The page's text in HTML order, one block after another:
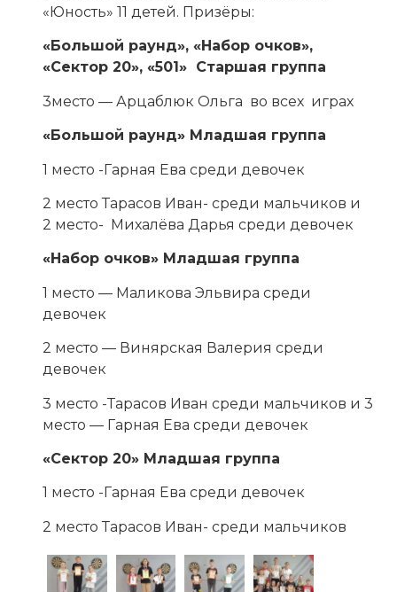
«Юность» 11 детей. Призёры:
«Большой раунд», «Набор очков»,
«Сектор 20», «501» Старшая группа
3место — Арцаблюк Ольга во всех играх
«Большой раунд» Младшая группа
1 место -Гарная Ева среди девочек
2 место Тарасов Иван- среди мальчиков и
2 место- Михалёва Дарья среди девочек
«Набор очков» Младшая группа
1 место — Маликова Эльвира среди
девочек
2 место — Винярская Валерия среди
девочек
3 место -Тарасов Иван среди мальчиков и 3
место — Гарная Ева среди девочек
«Сектор 20» Младшая группа
1 место -Гарная Ева среди девочек
2 место Тарасов Иван- среди мальчиков